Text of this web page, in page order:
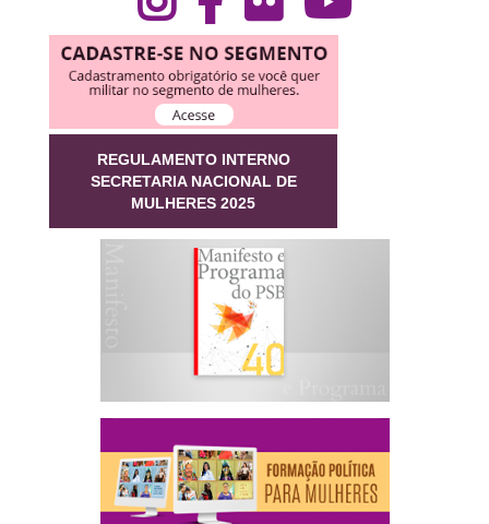
REGULAMENTO INTERNO
SECRETARIA NACIONAL DE
MULHERES 2025